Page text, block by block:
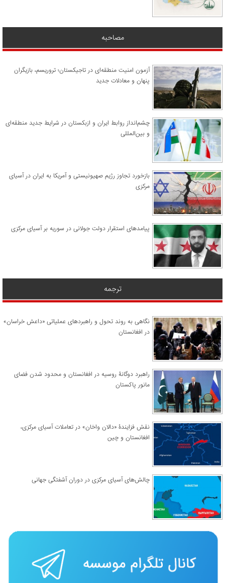
مصاحبه
آزمون امنیت منطقه‌ای در تاجیکستان؛ تروریسم، بازیگران
پنهان و معادلات جدید
چشم‌انداز روابط ایران و ازبکستان در شرایط جدید منطقه‌ای
و بین‌المللی
​بازخورد تجاوز رژیم صهیونیستی و آمریکا به ایران در آسیای
مرکزی
پیامدهای استقرار دولت جولانی در سوریه بر آسیای مرکزی
ترجمه
نگاهی به روند تحول و راهبردهای عملیاتی «داعش خراسان»
در افغانستان
راهبرد دوگانۀ روسیه در افغانستان و محدود شدن فضای
مانور پاکستان
نقش فزایندۀ «دالان واخان» در تعاملات آسیای مرکزی،
افغانستان و چین
چالش‌های آسیای مرکزی در دوران آشفتگی جهانی